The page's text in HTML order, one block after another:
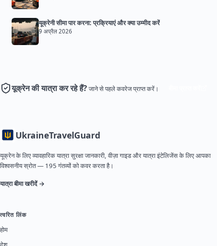
यूक्रेनी सीमा पार करना: प्रक्रियाएं और क्या उम्मीद करें
9 अप्रैल 2026
यूक्रेन की यात्रा कर रहे हैं?जाने से पहले कवरेज प्राप्त करें।
UkraineTravelGuard
यूक्रेन के लिए व्यावहारिक यात्रा सुरक्षा जानकारी, वीज़ा गाइड और यात्रा इंटेलिजेंस के लिए आपका
विश्वसनीय स्रोत — 195 गंतव्यों को कवर करता है।
यात्रा बीमा खरीदें →
त्वरित लिंक
होम